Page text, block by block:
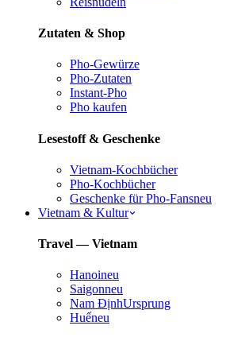
Zutaten & Shop
Pho-Gewürze
Pho-Zutaten
Instant-Pho
Pho kaufen
Lesestoff & Geschenke
Vietnam-Kochbücher
Pho-Kochbücher
Geschenke für Pho-Fansneu
Vietnam & Kultur
Travel — Vietnam
Hanoineu
Saigonneu
Nam ĐịnhUrsprung
Huếneu